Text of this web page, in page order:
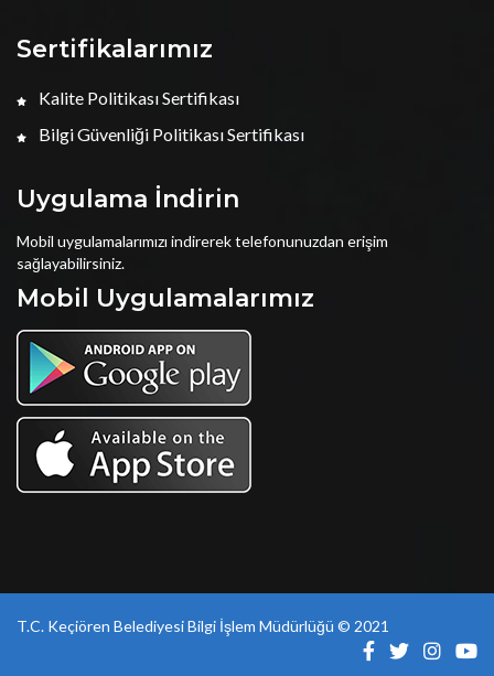
Sertifikalarımız
Kalite Politikası Sertifikası
Bilgi Güvenliği Politikası Sertifikası
Uygulama İndirin
Mobil uygulamalarımızı indirerek telefonunuzdan erişim
sağlayabilirsiniz.
Mobil Uygulamalarımız
T.C. Keçiören Belediyesi Bilgi İşlem Müdürlüğü © 2021